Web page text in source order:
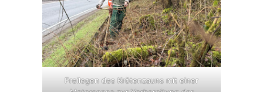
Freilegen des Krötenzauns mit einer